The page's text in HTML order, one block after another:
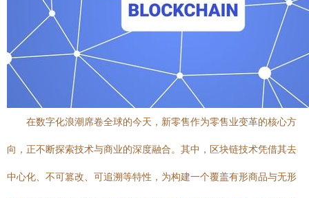
在数字化浪潮席卷全球的今天，新零售作为零售业变革的核心方
向，正不断探索技术与商业的深度融合。其中，区块链技术凭借其去
中心化、不可篡改、可追溯等特性，为构建一个覆盖有形商品与无形